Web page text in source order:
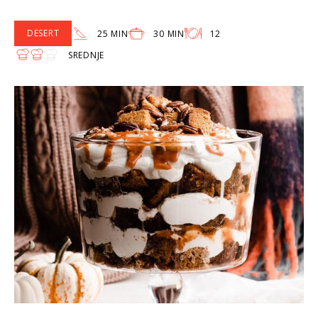
DESERT 25 MIN 30 MIN
12
SREDNJE